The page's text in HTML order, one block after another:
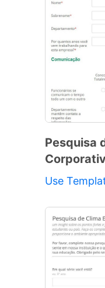
Pesquisa
Use